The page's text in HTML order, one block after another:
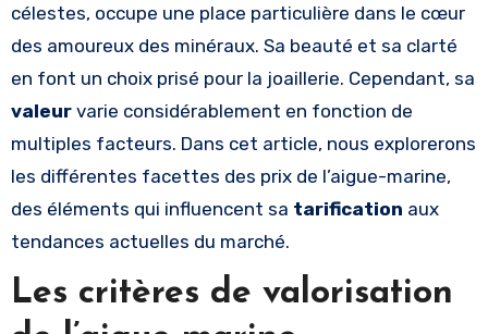
célestes, occupe une place particulière dans le cœur
des amoureux des minéraux. Sa beauté et sa clarté
en font un choix prisé pour la joaillerie. Cependant, sa
valeurvarie considérablement en fonction de
multiples facteurs. Dans cet article, nous explorerons
les différentes facettes des prix de l’aigue-marine,
des éléments qui influencent sa tarification aux
tendances actuelles du marché.
Les critères de valorisation